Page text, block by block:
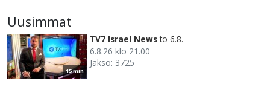
Uusimmat
15 min
TV7 Israel News to 6.8.
6.8.26 klo 21.00
Jakso: 3725